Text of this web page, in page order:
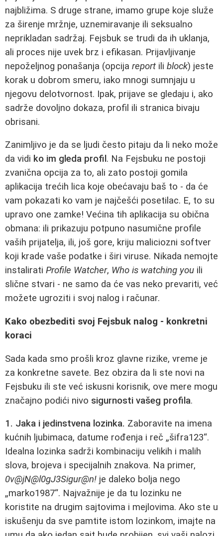
najbližima. S druge strane, imamo grupe koje služe
za širenje mržnje, uznemiravanje ili seksualno
neprikladan sadržaj. Fejsbuk se trudi da ih uklanja,
ali proces nije uvek brz i efikasan. Prijavljivanje
nepoželjnog ponašanja (opcija report ili block) jeste
korak u dobrom smeru, iako mnogi sumnjaju u
njegovu delotvornost. Ipak, prijave se gledaju i, ako
sadrže dovoljno dokaza, profil ili stranica bivaju
obrisani.
Zanimljivo je da se ljudi često pitaju da li neko može
da vidi ko im gleda profil. Na Fejsbuku ne postoji
zvanična opcija za to, ali zato postoji gomila
aplikacija trećih lica koje obećavaju baš to - da će
vam pokazati ko vam je najčešći posetilac. E, to su
upravo one zamke! Većina tih aplikacija su obična
obmana: ili prikazuju potpuno nasumične profile
vaših prijatelja, ili, još gore, kriju maliciozni softver
koji krade vaše podatke i širi viruse. Nikada nemojte
instalirati Profile Watcher, Who is watching you ili
slične stvari - ne samo da će vas neko prevariti, već
možete ugroziti i svoj nalog i računar.
Kako obezbediti svoj Fejsbuk nalog - konkretni
koraci
Sada kada smo prošli kroz glavne rizike, vreme je
za konkretne savete. Bez obzira da li ste novi na
Fejsbuku ili ste već iskusni korisnik, ove mere mogu
značajno podići nivo sigurnosti vašeg profila.
1. Jaka i jedinstvena lozinka. Zaboravite na imena
kućnih ljubimaca, datume rođenja i reč „šifra123“.
Idealna lozinka sadrži kombinaciju velikih i malih
slova, brojeva i specijalnih znakova. Na primer,
0v@jN@l0gJ3Sigur@n! je daleko bolja nego
„marko1987“. Najvažnije je da tu lozinku ne
koristite na drugim sajtovima i mejlovima. Ako ste u
iskušenju da sve pamtite istom lozinkom, imajte na